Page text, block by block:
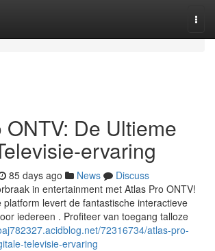
De Ultieme
ervaring
85 days ago News
Discuss
in entertainment met Atlas Pro ONTV!
levert de fantastische interactieve
iedereen . Profiteer van toegang talloze
72316734/atlas-pro-
televisie-ervaring